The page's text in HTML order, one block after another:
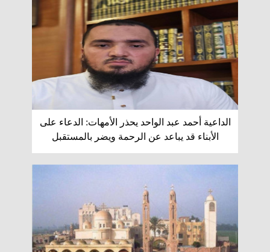
الداعية أحمد عبد الواحد يحذر الأمهات: الدعاء على
الأبناء قد يباعد عن الرحمة ويضر بالمستقبل